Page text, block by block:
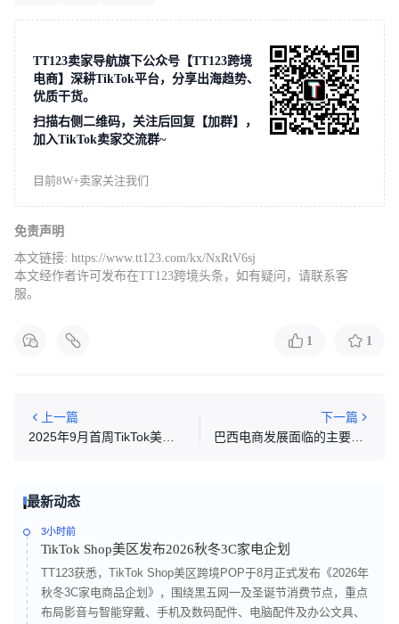
TT123卖家导航旗下公众号【TT123跨境
电商】深耕TikTok平台，分享出海趋势、
优质干货。
扫描右侧二维码，关注后回复【加群】，
加入TikTok卖家交流群~
目前8W+卖家关注我们
免责声明
本文链接: https://www.tt123.com/kx/NxRtV6sj
本文经作者许可发布在TT123跨境头条，如有疑问，请联系客
服。
1 1
上一篇
下一篇
最新动态
3小时前
TikTok Shop美区发布2026秋冬3C家电企划
TT123获悉，TikTok Shop美区跨境POP于8月正式发布《2026年
秋冬3C家电商品企划》，围绕黑五网一及圣诞节消费节点，重点
布局影音与智能穿戴、手机及数码配件、电脑配件及办公文具、